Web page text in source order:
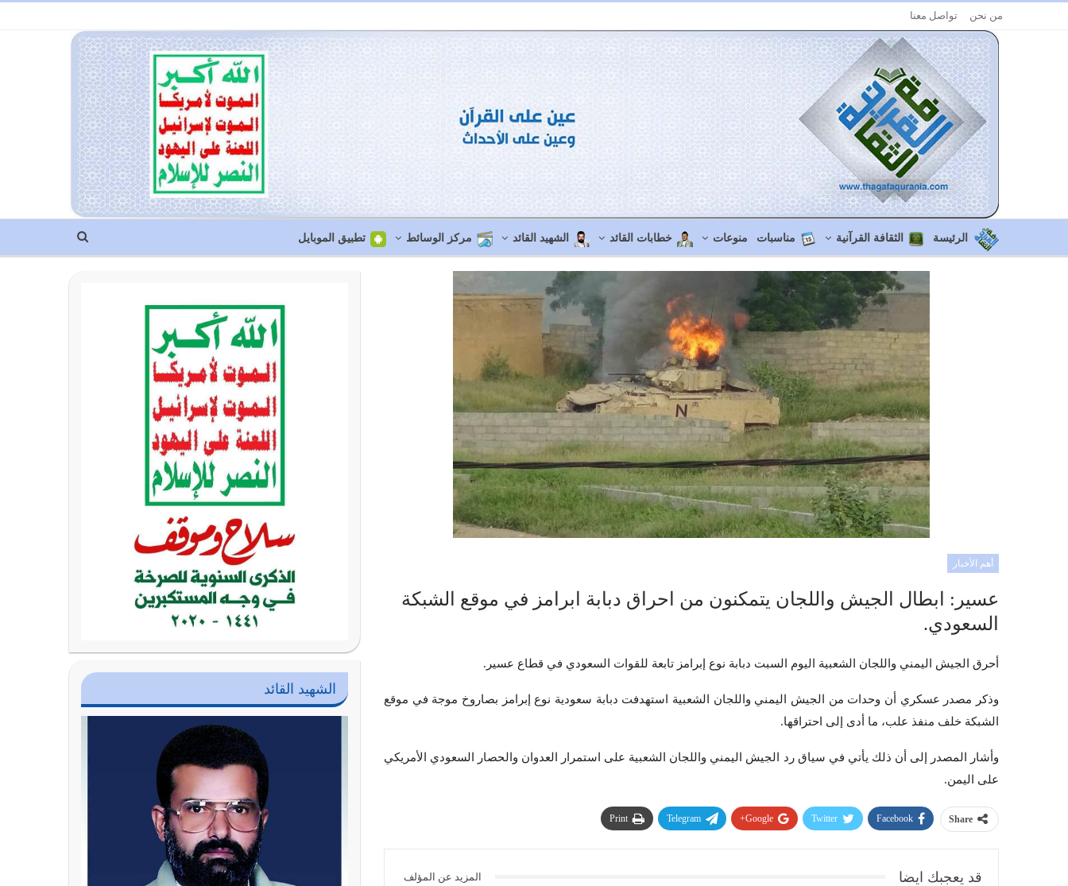
من نحن تواصل معنا
الرئيسة الثقافة القرآنية مناسبات منوعات خطابات القائد الشهيد القائد مركز الوسائط تطبيق الموبايل
أهم الأخبار
عسير: ابطال الجيش واللجان يتمكنون من احراق دبابة ابرامز في موقع الشبكة
السعودي.
أحرق الجيش اليمني واللجان الشعبية اليوم السبت دبابة نوع إبرامز تابعة للقوات السعودي في قطاع عسير.
وذكر مصدر عسكري أن وحدات من الجيش اليمني واللجان الشعبية استهدفت دبابة سعودية نوع إبرامز بصاروخ موجة في موقع
الشبكة خلف منفذ علب، ما أدى إلى احتراقها.
وأشار المصدر إلى أن ذلك يأتي في سياق رد الجيش اليمني واللجان الشعبية على استمرار العدوان والحصار السعودي الأمريكي
على اليمن.
Share
Facebook
Twitter
Google+
Telegram
Print
قد يعجبك ايضا المزيد عن المؤلف
الشهيد القائد